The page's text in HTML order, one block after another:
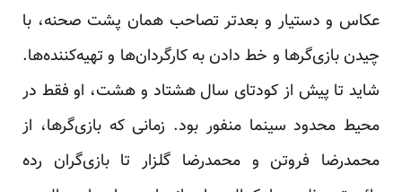
عکاس و دستیار و بعدتر تصاحب همان پشت صحنه، با
چیدن بازی‌گرها و خط دادن به کارگردان‌ها و تهیه‌کننده‌ها.
شاید تا پیش از کودتای سال هشتاد و هشت، او فقط در
محیط محدود سینما منفور بود. زمانی که بازی‌گرها، از
محمدرضا فروتن و محمدرضا گلزار تا بازی‌گران رده